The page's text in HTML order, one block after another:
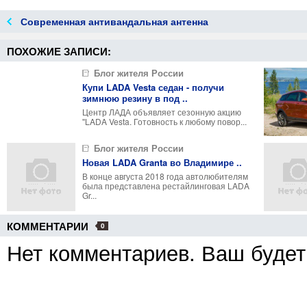
Современная антивандальная антенна
ПОХОЖИЕ ЗАПИСИ:
Блог жителя России
Купи LADA Vesta седан - получи
зимнюю резину в под ..
Центр ЛАДА объявляет сезонную акцию
''LADA Vesta. Готовность к любому повор...
Блог жителя России
Новая LADA Granta во Владимире ..
В конце августа 2018 года автолюбителям
была представлена рестайлинговая LADA
Gr...
0
КОММЕНТАРИИ
Нет комментариев. Ваш